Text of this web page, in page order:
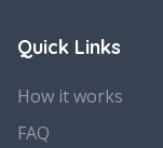
Quick Links
How it works
FAQ